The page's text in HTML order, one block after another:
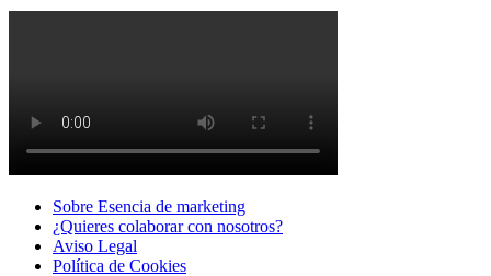
Sobre Esencia de marketing
¿Quieres colaborar con nosotros?
Aviso Legal
Polí­tica de Cookies